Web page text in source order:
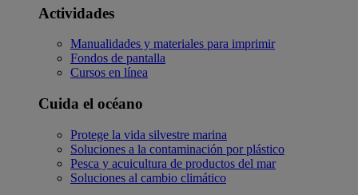
Actividades
Manualidades y materiales para imprimir
Fondos de pantalla
Cursos en línea
Cuida el océano
Protege la vida silvestre marina
Soluciones a la contaminación por plástico
Pesca y acuicultura de productos del mar
Soluciones al cambio climático